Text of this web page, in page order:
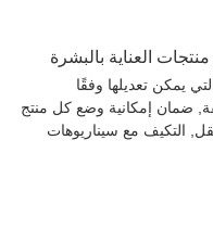
بالبشرة
تعديلها وفقًا
إمكانية وضع كل منتج
مع سيناريوهات